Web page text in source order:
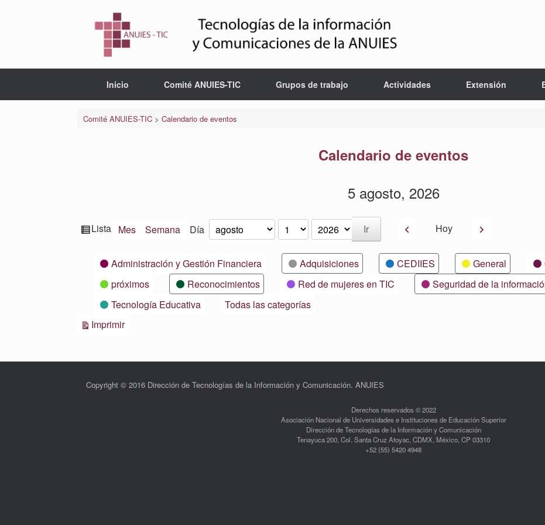
Inicio Comité ANUIES-TIC Grupos de trabajo Actividades Extensión
Comité ANUIES-TIC> Calendario de eventos
Calendario de eventos
5 agosto, 2026
Ver
Lista Mes Semana Día Mes
Día
Año AnteriorHoy Siguiente
CategoríasAdministración y Gestión Financiera Adquisiciones CEDIIES General
próximos
Reconocimientos Red de mujeres en TIC Seguridad de la
Tecnología Educativa
Todas las categorías
ImprimirVistas
Copyright © 2016 Dirección de Tecnologías de la Información y Comunicación. ANUIES
Derechos reservados © 2022
Asociación Nacional de Universidades e Instituciones de Educación Superior
Dirección de Tecnologías de la Información y Comunicación
Tenayuca 200, Col. Santa Cruz Atoyac, CDMX, México, CP 03310
+52 (55) 5420 4948